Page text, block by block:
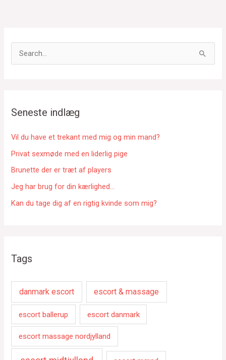
ø
f
e
r
:
Seneste indlæg
Vil du have et trekant med mig og min mand?
Privat sexmøde med en liderlig pige
Brunette der er træt af players
Jeg har brug for din kærlighed…
Kan du tage dig af en rigtig kvinde som mig?
Tags
danmark escort escort & massage
escort ballerup escort danmark
escort massage nordjylland